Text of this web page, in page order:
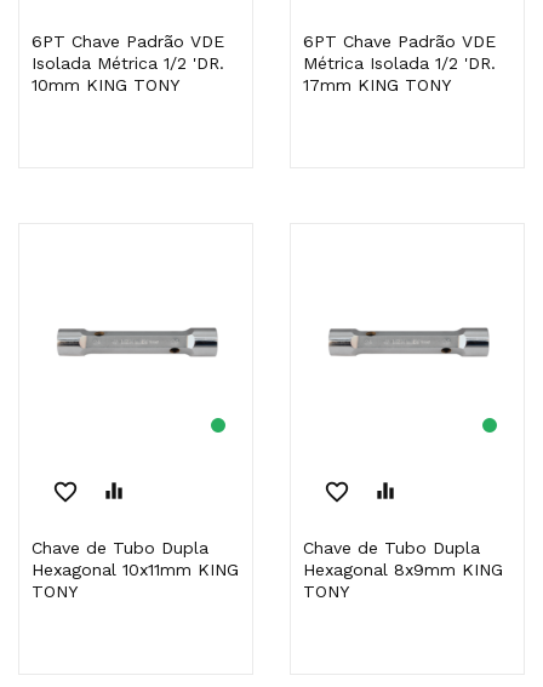
6PT Chave Padrão VDE
Isolada Métrica 1/2 'DR.
10mm KING TONY
6PT Chave Padrão VDE
Métrica Isolada 1/2 'DR.
17mm KING TONY
favorite_border equalizer
Chave de Tubo Dupla
Hexagonal 10x11mm KING
TONY
favorite_border equalizer
Chave de Tubo Dupla
Hexagonal 8x9mm KING
TONY